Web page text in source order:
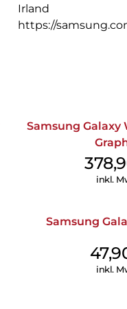
Irland
https://
Samsung Galaxy
inkl.
Samsung
inkl.